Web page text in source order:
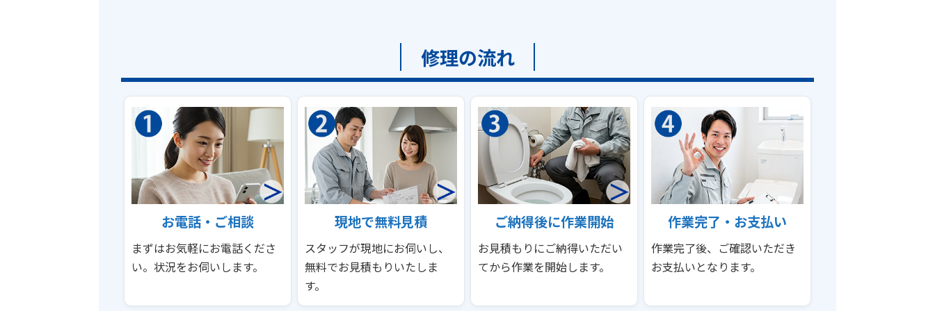
修理の流れ
お電話・ご相談
まずはお気軽にお電話くださ
い。状況をお伺いします。
現地で無料見積
スタッフが現地にお伺いし、
無料でお見積もりいたしま
す。
ご納得後に作業開始
お見積もりにご納得いただい
てから作業を開始します。
作業完了・お支払い
作業完了後、ご確認いただき
お支払いとなります。